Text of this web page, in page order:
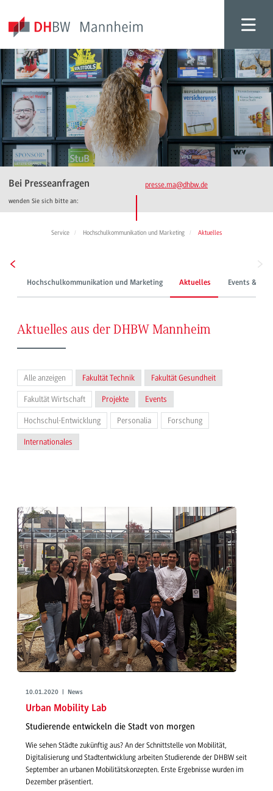
Bei Presseanfragen
wenden Sie sich bitte an:
presse.ma@dhbw.de
Service Hochschulkommunikation und Marketing Aktuelles
Hochschulkommunikation und Marketing Aktuelles Events &
Aktuelles aus der DHBW Mannheim
Alle anzeigen Fakultät Technik Fakultät Gesundheit
Fakultät Wirtschaft Projekte Events
Hochschul-Entwicklung Personalia Forschung
Internationales
10.01.2020 | News
Urban Mobility Lab
Studierende entwickeln die Stadt von morgen
Wie sehen Städte zukünftig aus? An der Schnittstelle von Mobilität,
Digitalisierung und Stadtentwicklung arbeiten Studierende der DHBW seit
September an urbanen Mobilitätskonzepten. Erste Ergebnisse wurden im
Dezember präsentiert.